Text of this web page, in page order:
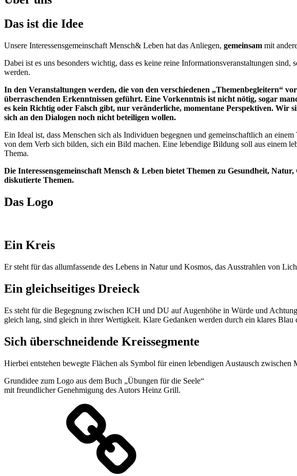
Das ist die Idee
Unsere Interessensgemeinschaft Mensch& Leben hat das Anliegen, gemeinsam mit
Dabei ist es uns besonders wichtig, dass es keine reine Informationsveranstaltungen
werden.
In den Veranstaltungen werden, die von den verschiedenen „Themenbegleitern“
überraschenden Erkenntnissen geführt. Eine Vorkenntnis ist nicht nötig, sogar
es kein Richtig oder Falsch gibt, nur veränderliche, momentane Perspektiven. Wir
sich an den Dialogen noch nicht beteiligen wollen.
Ein Ideal ist, dass Menschen sich als Individuen begegnen und gemeinschaftlich an
von dem Verb sich bilden, sich ein Bild machen. Eine lebendige Bildung soll aus einem
Thema.
Die Interessensgemeinschaft Mensch & Leben bietet Themen zu Gesundheit,
diskutierte Themen.
Das Logo
Ein Kreis
Er steht für das allumfassende des Lebens in Natur und Kosmos, das Ausstrahlen von
Ein gleichseitiges Dreieck
Es steht für die Begegnung zwischen ICH und DU auf Augenhöhe in Würde und
gleich lang, sind gleich in ihrer Wertigkeit. Klare Gedanken werden durch ein klares Blau
Sich überschneidende Kreissegmente
Hierbei entstehen bewegte Flächen als Symbol für einen lebendigen Austausch
Grundidee zum Logo aus dem Buch „Übungen für die Seele“
mit freundlicher Genehmigung des Autors Heinz Grill.
Datenschutzerklärung